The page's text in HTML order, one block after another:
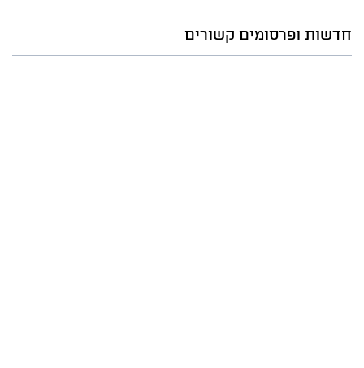
חדשות ופרסומים קשורים